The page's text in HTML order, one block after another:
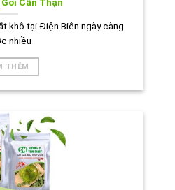
khô tại Điện Biên ngày càng
nhiều
THÊM